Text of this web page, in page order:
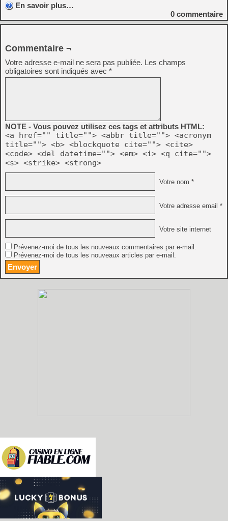
En savoir plus…
0 commentaire
Commentaire ¬
Votre adresse e-mail ne sera pas publiée. Les champs
obligatoires sont indiqués avec *
NOTE - Vous pouvez utilisez ces tags et attributs HTML:
<a href="" title=""> <abbr title=""> <acronym
title=""> <b> <blockquote cite=""> <cite>
<code> <del datetime=""> <em> <i> <q cite="">
<s> <strike> <strong>
Votre nom *
Votre adresse email *
Votre site internet
Prévenez-moi de tous les nouveaux commentaires par e-mail.
Prévenez-moi de tous les nouveaux articles par e-mail.